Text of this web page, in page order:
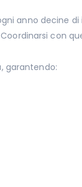
anno decine
con
garantendo: